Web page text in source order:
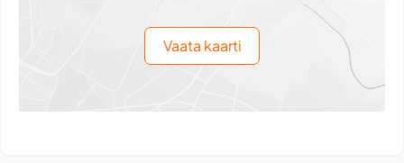
Vaata kaarti